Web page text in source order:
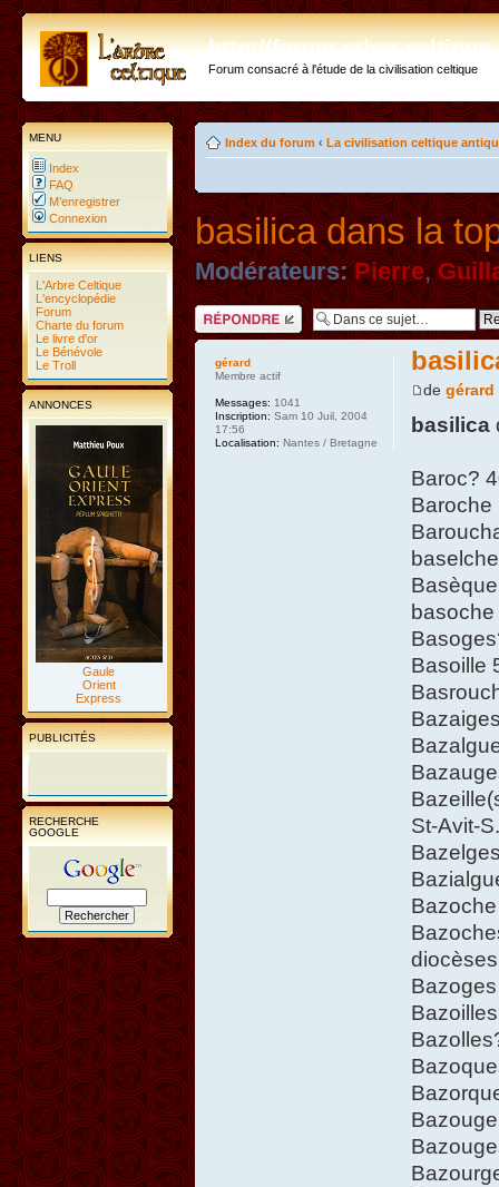
http://forum.arbre-
Forum consacré à l'étude de la civilisation celtique
MENU
Index
FAQ
M’enregistrer
Connexion
LIENS
L'Arbre Celtique
L'encyclopédie
Forum
Charte du forum
Le livre d'or
Le Bénévole
Le Troll
ANNONCES
Gaule
Orient
Express
PUBLICITÉS
RECHERCHE
GOOGLE
Index du forum ‹ La civilisation celtique
basilica dans la
Modérateurs: Pierre,
Répondre
de gérard
basilica
Baroc?
Baroche
basoche
Basoille
St-Avit-
gérard
Membre actif
Messages: 1041
Inscription: Sam 10 Juil, 2004
17:56
Localisation: Nantes / Bretagne